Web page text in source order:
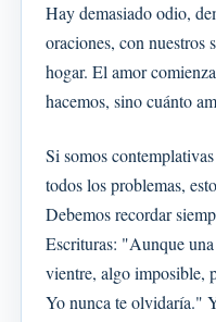
Hay demasiado odio,
oraciones, con nuestros
hogar. El amor
hacemos, sino cuánto
Si somos
todos los problemas,
Debemos recordar
Escrituras: "Aunque
vientre, algo imposible,
Yo nunca te olvidaría."